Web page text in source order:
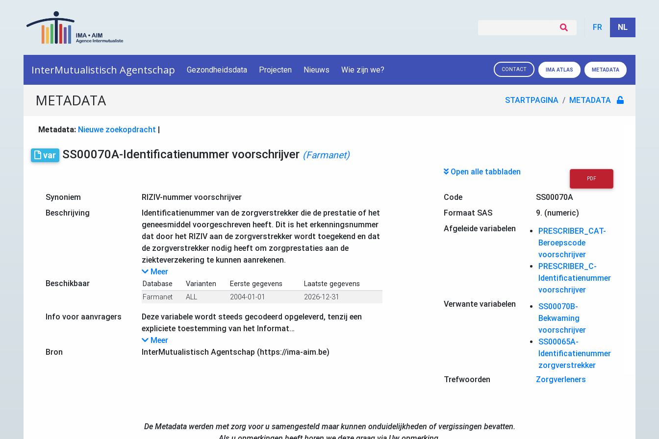
FR NL
InterMutualistisch Agentschap Gezondheidsdata Projecten Nieuws Wie zijn we? CONTACT IMA ATLAS METADATA
METADATA STARTPAGINA METADATA
Metadata: Nieuwe zoekopdracht |
var SS00070A-Identificatienummer voorschrijver (Farmanet)
Open alle tabbladen
PDF
Synoniem
RIZIV-nummer voorschrijver
Beschrijving
Identificatienummer van de zorgverstrekker die de prestatie of het
geneesmiddel voorgeschreven heeft. Dit is het erkenningsnummer
dat door het RIZIV aan de zorgverstrekker wordt toegekend en dat
de zorgverstrekker nodig heeft om zorgprestaties aan de
ziekteverzekering te kunnen aanrekenen.
Meer
Beschikbaar
Database Varianten Eerste gegevens
Laatste gegevens
Farmanet
ALL 2004-01-01 2026-12-31
Info voor aanvragers
Deze variabele wordt steeds gecodeerd opgeleverd, tenzij een
expliciete toestemming van het Informat…
Meer
Bron
InterMutualistisch Agentschap (https://ima-aim.be)
Code
SS00070A
Formaat SAS
9. (numeric)
Afgeleide variabelen
PRESCRIBER_CAT-
Beroepscode
voorschrijver
PRESCRIBER_C-
Identificatienummer
voorschrijver
Verwante variabelen
SS00070B-
Bekwaming
voorschrijver
SS00065A-
Identificatienummer
zorgverstrekker
Trefwoorden
Zorgverleners
De Metadata werden met zorg voor u samengesteld maar kunnen onduidelijkheden of vergissingen bevatten.